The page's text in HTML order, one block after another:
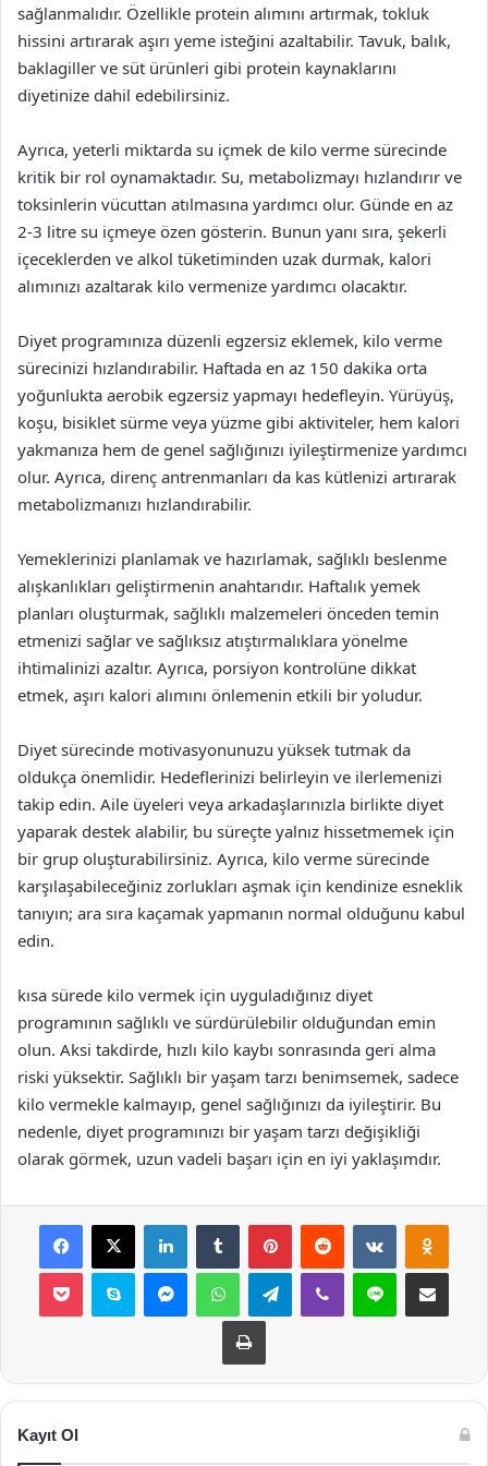
sağlanmalıdır. Özellikle protein alımını artırmak, tokluk
hissini artırarak aşırı yeme isteğini azaltabilir. Tavuk, balık,
baklagiller ve süt ürünleri gibi protein kaynaklarını
diyetinize dahil edebilirsiniz.
Ayrıca, yeterli miktarda su içmek de kilo verme sürecinde
kritik bir rol oynamaktadır. Su, metabolizmayı hızlandırır ve
toksinlerin vücuttan atılmasına yardımcı olur. Günde en az
2-3 litre su içmeye özen gösterin. Bunun yanı sıra, şekerli
içeceklerden ve alkol tüketiminden uzak durmak, kalori
alımınızı azaltarak kilo vermenize yardımcı olacaktır.
Diyet programınıza düzenli egzersiz eklemek, kilo verme
sürecinizi hızlandırabilir. Haftada en az 150 dakika orta
yoğunlukta aerobik egzersiz yapmayı hedefleyin. Yürüyüş,
koşu, bisiklet sürme veya yüzme gibi aktiviteler, hem kalori
yakmanıza hem de genel sağlığınızı iyileştirmenize yardımcı
olur. Ayrıca, direnç antrenmanları da kas kütlenizi artırarak
metabolizmanızı hızlandırabilir.
Yemeklerinizi planlamak ve hazırlamak, sağlıklı beslenme
alışkanlıkları geliştirmenin anahtarıdır. Haftalık yemek
planları oluşturmak, sağlıklı malzemeleri önceden temin
etmenizi sağlar ve sağlıksız atıştırmalıklara yönelme
ihtimalinizi azaltır. Ayrıca, porsiyon kontrolüne dikkat
etmek, aşırı kalori alımını önlemenin etkili bir yoludur.
Diyet sürecinde motivasyonunuzu yüksek tutmak da
oldukça önemlidir. Hedeflerinizi belirleyin ve ilerlemenizi
takip edin. Aile üyeleri veya arkadaşlarınızla birlikte diyet
yaparak destek alabilir, bu süreçte yalnız hissetmemek için
bir grup oluşturabilirsiniz. Ayrıca, kilo verme sürecinde
karşılaşabileceğiniz zorlukları aşmak için kendinize esneklik
tanıyın; ara sıra kaçamak yapmanın normal olduğunu kabul
edin.
kısa sürede kilo vermek için uyguladığınız diyet
programının sağlıklı ve sürdürülebilir olduğundan emin
olun. Aksi takdirde, hızlı kilo kaybı sonrasında geri alma
riski yüksektir. Sağlıklı bir yaşam tarzı benimsemek, sadece
kilo vermekle kalmayıp, genel sağlığınızı da iyileştirir. Bu
nedenle, diyet programınızı bir yaşam tarzı değişikliği
olarak görmek, uzun vadeli başarı için en iyi yaklaşımdır.
Facebook
X LinkedInTumblr PinterestReddit VKontakte
Pocket Skype MessengerWhatsAppTelegramViber Line E-Posta ile
Yazdır
Kayıt Ol